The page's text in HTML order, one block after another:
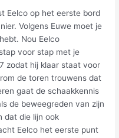
Eelco op het eerste bord
Volgens Euwe moet je
Nou Eelco
voor stap met je
zodat hij klaar staat voor
de toren trouwens dat
gaat de schaakkennis
de beweegreden van zijn
dat die lijn ook
Eelco het eerste punt